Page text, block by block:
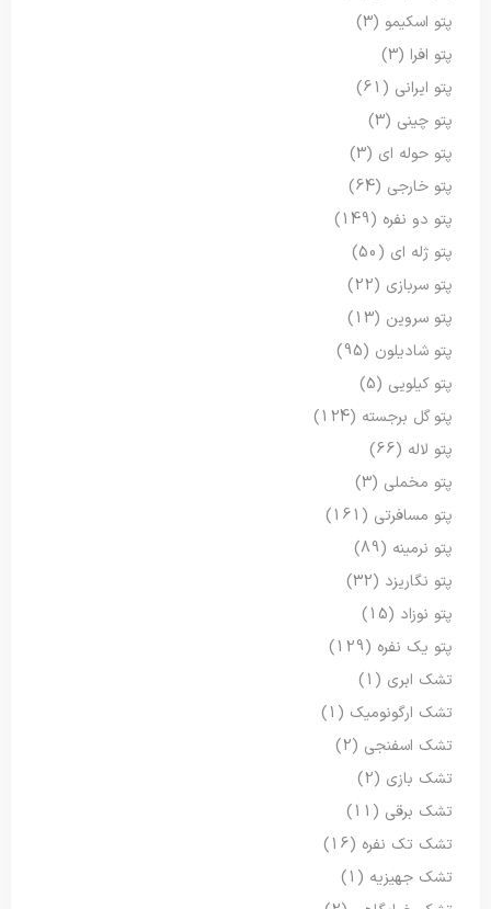
پتو اسکیمو (3)
پتو افرا (3)
پتو ایرانی (61)
پتو چینی (3)
پتو حوله ای (3)
پتو خارجی (64)
پتو دو نفره (149)
پتو ژله ای (50)
پتو سربازی (22)
پتو سروین (13)
پتو شادیلون (95)
پتو کیلویی (5)
پتو گل برجسته (124)
پتو لاله (66)
پتو مخملی (3)
پتو مسافرتی (161)
پتو نرمینه (89)
پتو نگاریزد (32)
پتو نوزاد (15)
پتو یک نفره (129)
تشک ابری (1)
تشک ارگونومیک (1)
تشک اسفنجی (2)
تشک بازی (2)
تشک برقی (11)
تشک تک نفره (16)
تشک جهیزیه (1)